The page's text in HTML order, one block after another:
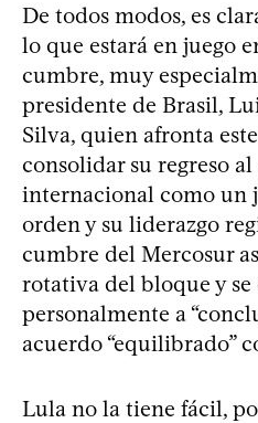
De todos modos, es
lo que estará en juego
cumbre, muy
presidente de Brasil,
Silva, quien afronta
consolidar su regreso
internacional como un
orden y su liderazgo
cumbre del Mercosur
rotativa del bloque y
personalmente a
acuerdo “equilibrado”
Lula no la tiene fácil,